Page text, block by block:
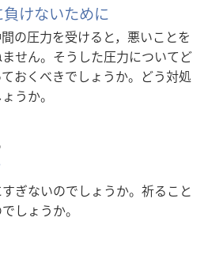
けないために
の圧力を受けると，悪いことを
せん。そうした圧力についてど
おくべきでしょうか。どう対処
うか。
ぎないのでしょうか。祈ること
しょうか。